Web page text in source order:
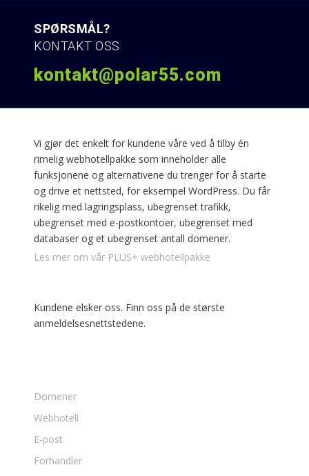
SPØRSMÅL?
KONTAKT OSS
kontakt@polar55.com
Vi gjør det enkelt for kundene våre ved å tilby én
rimelig webhotellpakke som inneholder alle
funksjonene og alternativene du trenger for å starte
og drive et nettsted, for eksempel WordPress. Du får
rikelig med lagringsplass, ubegrenset trafikk,
ubegrenset med e-postkontoer, ubegrenset med
databaser og et ubegrenset antall domener.
Les mer om vår PLUS+ webhotellpakke
Kundene elsker oss. Finn oss på de største
anmeldelsesnettstedene.
Domener
Webhotell
E-post
Forhandler